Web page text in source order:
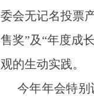
委会无记名投票
售奖”及“年度成
观的生动实践。
今年年会特别